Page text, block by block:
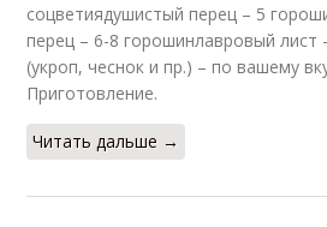
соцветиядушистый перец – 5
перец – 6-8 горошинлавровый лист
(укроп, чеснок и пр.) – по вашему
Приготовление.
Читать дальше →